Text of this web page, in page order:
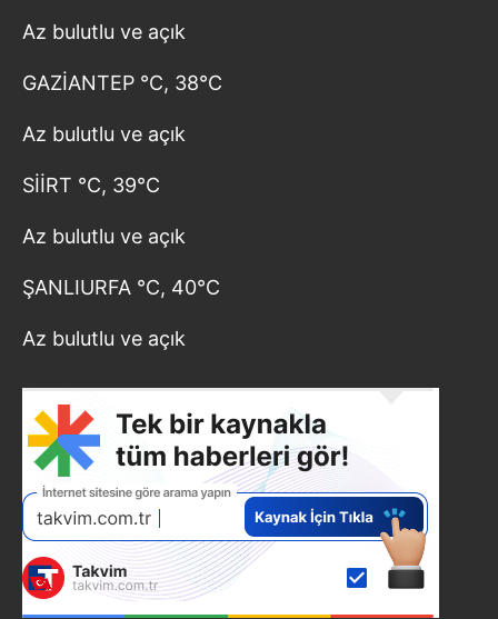
Az bulutlu ve açık
GAZİANTEP °C, 38°C
Az bulutlu ve açık
SİİRT °C, 39°C
Az bulutlu ve açık
ŞANLIURFA °C, 40°C
Az bulutlu ve açık